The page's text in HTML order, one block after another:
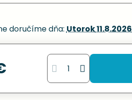
doručíme dňa:Utorok11.8.2026